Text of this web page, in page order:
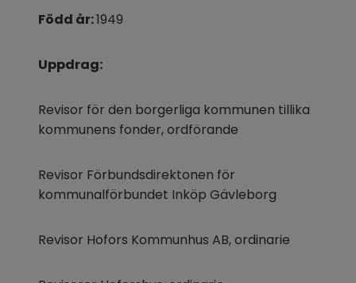
Född år: 1949
Uppdrag:
Revisor för den borgerliga kommunen tillika
kommunens fonder, ordförande
Revisor Förbundsdirektonen för
kommunalförbundet Inköp Gävleborg
Revisor Hofors Kommunhus AB, ordinarie